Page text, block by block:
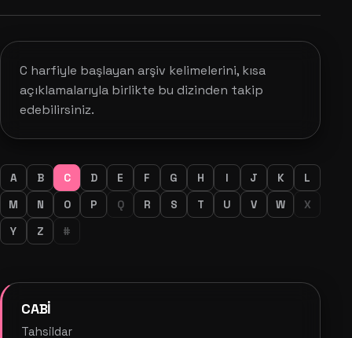
C harfiyle başlayan arşiv kelimelerini, kısa
açıklamalarıyla birlikte bu dizinden takip
edebilirsiniz.
A B C D E F G H I J K
L
M
N O P Q R S T U V W
X
Y
Z #
CABİ
Tahsildar